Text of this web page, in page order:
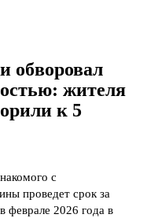
обворовал
жителя
к 5
с
проведет срок за